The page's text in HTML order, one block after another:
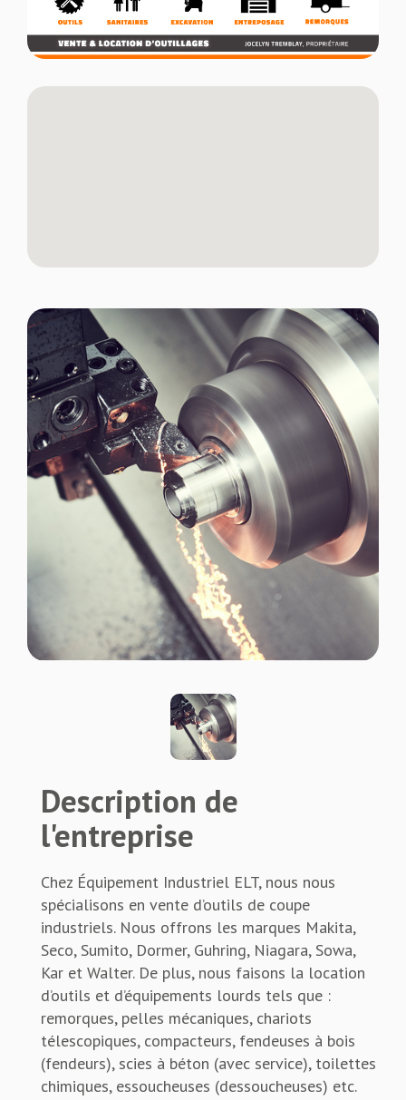
Description de
l'entreprise
Chez Équipement Industriel ELT, nous nous
spécialisons en vente d’outils de coupe
industriels. Nous offrons les marques Makita,
Seco, Sumito, Dormer, Guhring, Niagara, Sowa,
Kar et Walter. De plus, nous faisons la location
d’outils et d’équipements lourds tels que :
remorques, pelles mécaniques, chariots
télescopiques, compacteurs, fendeuses à bois
(fendeurs), scies à béton (avec service), toilettes
chimiques, essoucheuses (dessoucheuses) etc.